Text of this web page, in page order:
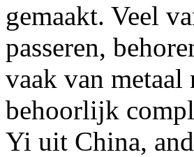
gemaakt. Veel
passeren,
vaak van
behoorlijk
Yi uit China,